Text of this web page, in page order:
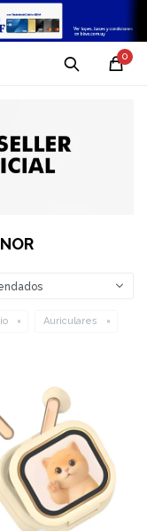
0
Auriculares